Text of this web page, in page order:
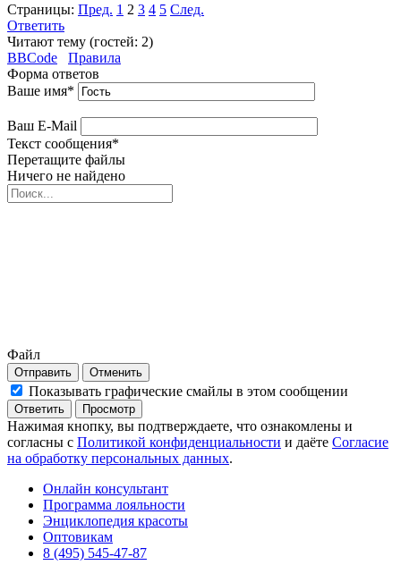
Страницы: Пред. 1 2 3 4 5 След.
Ответить
Читают тему (гостей: 2)
BBCode
Правила
Форма ответов
Ваше имя*
Ваш E-Mail
Текст сообщения*
Перетащите файлы
Ничего не найдено
Файл
Отправить Отменить
Показывать графические смайлы в этом сообщении
Нажимая кнопку, вы подтверждаете, что ознакомлены и
согласны с Политикой конфиденциальности и даёте Согласие
на обработку персональных данных.
Онлайн консультант
Программа лояльности
Энциклопедия красоты
Оптовикам
8 (495) 545-47-87